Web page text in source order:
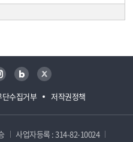
수집거부 저작권정책
램 블로그 트위터
사업자등록 : 314-82-10024